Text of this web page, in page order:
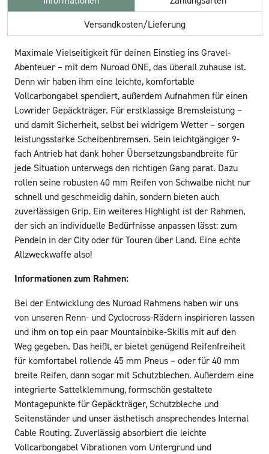
Versandkosten/Lieferung
Maximale Vielseitigkeit für deinen Einstieg ins Gravel-
Abenteuer – mit dem Nuroad ONE, das überall zuhause ist.
Denn wir haben ihm eine leichte, komfortable
Vollcarbongabel spendiert, außerdem Aufnahmen für einen
Lowrider Gepäckträger. Für erstklassige Bremsleistung –
und damit Sicherheit, selbst bei widrigem Wetter – sorgen
leistungsstarke Scheibenbremsen. Sein leichtgängiger 9-
fach Antrieb hat dank hoher Übersetzungsbandbreite für
jede Situation unterwegs den richtigen Gang parat. Dazu
rollen seine robusten 40 mm Reifen von Schwalbe nicht nur
schnell und geschmeidig dahin, sondern bieten auch
zuverlässigen Grip. Ein weiteres Highlight ist der Rahmen,
der sich an individuelle Bedürfnisse anpassen lässt: zum
Pendeln in der City oder für Touren über Land. Eine echte
Allzweckwaffe also!
Informationen zum Rahmen:
Bei der Entwicklung des Nuroad Rahmens haben wir uns
von unseren Renn- und Cyclocross-Rädern inspirieren lassen
und ihm on top ein paar Mountainbike-Skills mit auf den
Weg gegeben. Das heißt, er bietet genügend Reifenfreiheit
für komfortabel rollende 45 mm Pneus – oder für 40 mm
breite Reifen, dann sogar mit Schutzblechen. Außerdem eine
integrierte Sattelklemmung, formschön gestaltete
Montagepunkte für Gepäckträger, Schutzbleche und
Seitenständer und unser ästhetisch ansprechendes Internal
Cable Routing. Zuverlässig absorbiert die leichte
Vollcarbongabel Vibrationen vom Untergrund und